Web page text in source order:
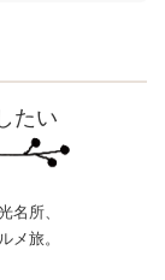
たい
名所、
メ旅。